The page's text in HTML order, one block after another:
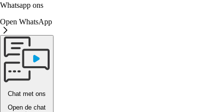
Whatsapp ons
Open WhatsApp
Chat met ons
Open de chat